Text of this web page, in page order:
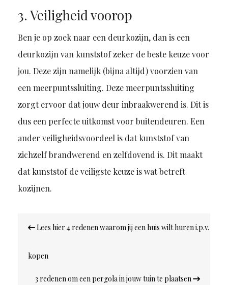
3. Veiligheid voorop
Ben je op zoek naar een deurkozijn, dan is een
deurkozijn van kunststof zeker de beste keuze voor
jou. Deze zijn namelijk (bijna altijd) voorzien van
een meerpuntssluiting. Deze meerpuntssluiting
zorgt ervoor dat jouw deur inbraakwerend is. Dit is
dus een perfecte uitkomst voor buitendeuren. Een
ander veiligheidsvoordeel is dat kunststof van
zichzelf brandwerend en zelfdovend is. Dit maakt
dat kunststof de veiligste keuze is wat betreft
kozijnen.
navigatie
Lees hier 4 redenen waarom jij een huis wilt huren i.p.v.
kopen
3 redenen om een pergola in jouw tuin te plaatsen